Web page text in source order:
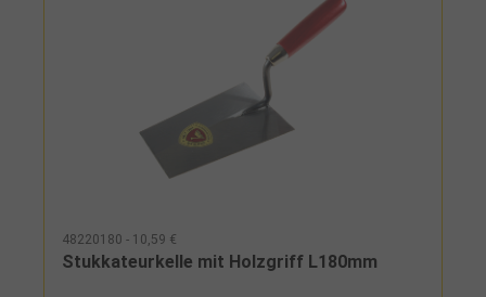
48220180 - 10,59 €
Stukkateurkelle mit Holzgriff L180mm